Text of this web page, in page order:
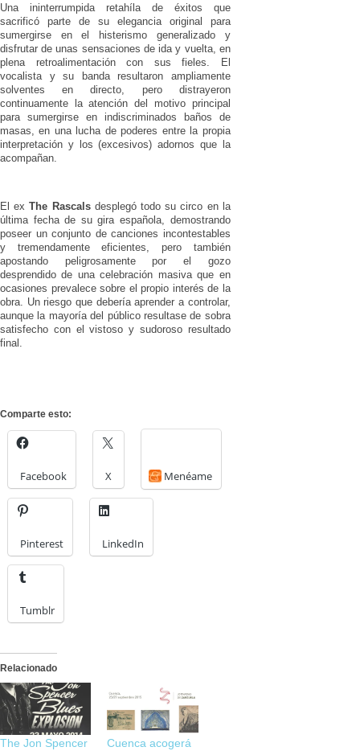
Una ininterrumpida retahíla de éxitos que
sacrificó parte de su elegancia original para
sumergirse en el histerismo generalizado y
disfrutar de unas sensaciones de ida y vuelta, en
plena retroalimentación con sus fieles. El
vocalista y su banda resultaron ampliamente
solventes en directo, pero distrayeron
continuamente la atención del motivo principal
para sumergirse en indiscriminados baños de
masas, en una lucha de poderes entre la propia
interpretación y los (excesivos) adornos que la
acompañan.
El exThe Rascalsdesplegó todo su circo en la
última fecha de su gira española, demostrando
poseer un conjunto de canciones incontestables
y tremendamente eficientes, pero también
apostando peligrosamente por el gozo
desprendido de una celebración masiva que en
ocasiones prevalece sobre el propio interés de la
obra. Un riesgo que debería aprender a controlar,
aunque la mayoría del público resultase de sobra
satisfecho con el vistoso y sudoroso resultado
final.
Comparte esto:
Facebook X Menéame
Pinterest LinkedIn
Tumblr
Relacionado
The Jon Spencer
Cuenca acogerá